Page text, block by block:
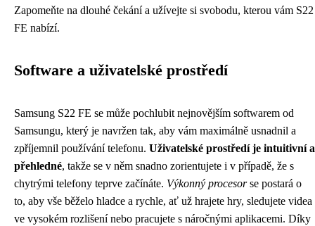
Zapomeňte na dlouhé čekání a užívejte si svobodu, kterou vám S22
FE nabízí.
Software a uživatelské prostředí
Samsung S22 FE se může pochlubit nejnovějším softwarem od
Samsungu, který je navržen tak, aby vám maximálně usnadnil a
zpříjemnil používání telefonu. Uživatelské prostředí je intuitivní a
přehledné, takže se v něm snadno zorientujete i v případě, že s
chytrými telefony teprve začínáte. Výkonný procesorse postará o
to, aby vše běželo hladce a rychle, ať už hrajete hry, sledujete videa
ve vysokém rozlišení nebo pracujete s náročnými aplikacemi. Díky